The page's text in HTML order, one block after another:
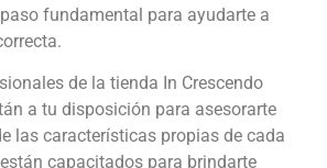
fundamental para ayudarte a
de la tienda In Crescendo
a tu disposición para asesorarte
las características propias de cada
capacitados para brindarte